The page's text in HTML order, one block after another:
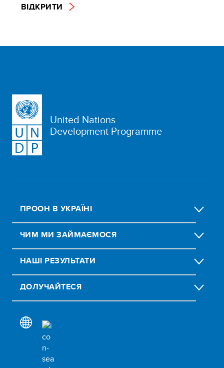
ВІДКРИТИ
United Nations
Development Programme
ПРООН В УКРАЇНІ
ЧИМ МИ ЗАЙМАЄМОСЯ
НАШІ РЕЗУЛЬТАТИ
ДОЛУЧАЙТЕСЯ